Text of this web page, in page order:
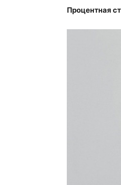
Процентная